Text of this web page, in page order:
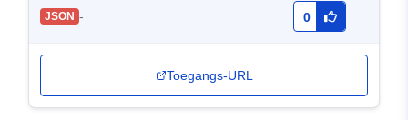
JSON - 0
Toegangs-URL